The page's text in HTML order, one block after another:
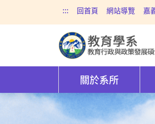
::: 回首頁 網站導覽 嘉
關於系所